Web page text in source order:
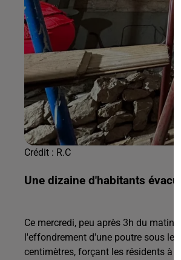
Crédit : R.C
Une dizaine d'habitants
Ce mercredi, peu après 3h du
l'effondrement d'une poutre sous
centimètres, forçant les résidents à